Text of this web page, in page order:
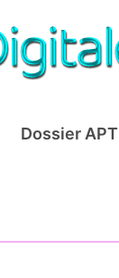
Dossier APT